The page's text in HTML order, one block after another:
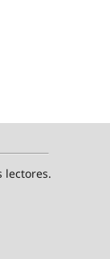
lectores.